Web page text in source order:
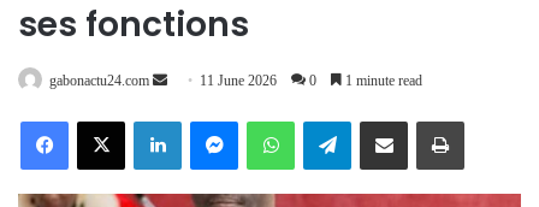
ses fonctions
gabonactu24.com
Send 11 June 2026 0 1 minute read
FacebookX LinkedInMessengerWhatsAppTelegramShare via Email Print